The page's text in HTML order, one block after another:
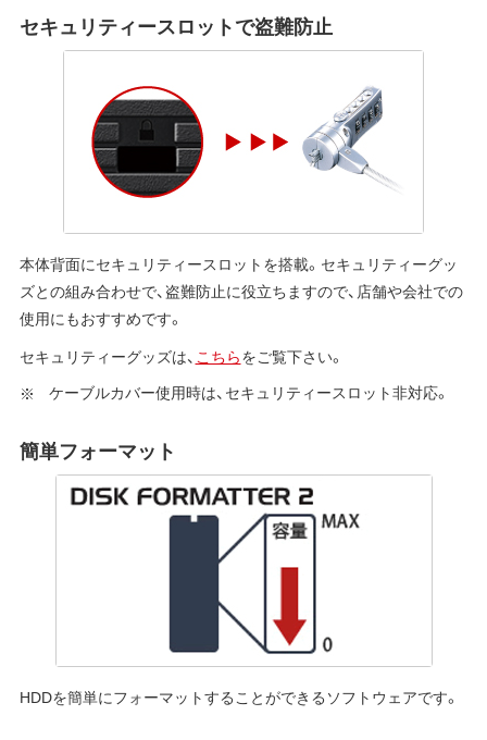
セキュリティースロットで盗難防止
本体背面にセキュリティースロットを搭載。セキュリティーグッ
ズとの組み合わせで、盗難防止に役立ちますので、店舗や会社での
使用にもおすすめです。
セキュリティーグッズは、 こちらをご覧下さい。
ケーブルカバー使用時は、セキュリティースロット非対応。
簡単フォーマット
HDDを簡単にフォーマットすることができるソフトウェアです。